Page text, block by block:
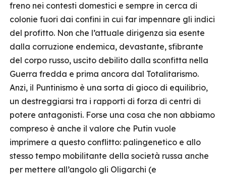
freno nei contesti domestici e sempre in cerca di
colonie fuori dai confini in cui far impennare gli indici
del profitto. Non che l’attuale dirigenza sia esente
dalla corruzione endemica, devastante, sfibrante
del corpo russo, uscito debilito dalla sconfitta nella
Guerra fredda e prima ancora dal Totalitarismo.
Anzi, il Puntinismo è una sorta di gioco di equilibrio,
un destreggiarsi tra i rapporti di forza di centri di
potere antagonisti. Forse una cosa che non abbiamo
compreso è anche il valore che Putin vuole
imprimere a questo conflitto: palingenetico e allo
stesso tempo mobilitante della società russa anche
per mettere all’angolo gli Oligarchi (e